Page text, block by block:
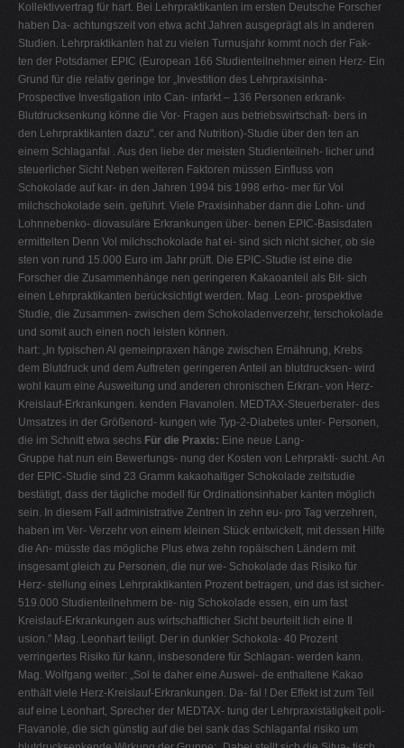
Kollektivvertrag für hart. Bei Lehrpraktikanten im ersten Deutsche Forscher
haben Da- achtungszeit von etwa acht Jahren ausgeprägt als in anderen
Studien. Lehrpraktikanten hat zu vielen Turnusjahr kommt noch der Fak-
ten der Potsdamer EPIC (European 166 Studienteilnehmer einen Herz- Ein
Grund für die relativ geringe tor „Investition des Lehrpraxisinha-
Prospective Investigation into Can- infarkt – 136 Personen erkrank-
Blutdrucksenkung könne die Vor- Fragen aus betriebswirtschaft- bers in
den Lehrpraktikanten dazu". cer and Nutrition)-Studie über den ten an
einem Schlaganfal . Aus den liebe der meisten Studienteilneh- licher und
steuerlicher Sicht Neben weiteren Faktoren müssen Einfluss von
Schokolade auf kar- in den Jahren 1994 bis 1998 erho- mer für Vol
milchschokolade sein. geführt. Viele Praxisinhaber dann die Lohn- und
Lohnnebenko- diovasuläre Erkrankungen über- benen EPIC-Basisdaten
ermittelten Denn Vol milchschokolade hat ei- sind sich nicht sicher, ob sie
sten von rund 15.000 Euro im Jahr prüft. Die EPIC-Studie ist eine die
Forscher die Zusammenhänge nen geringeren Kakaoanteil als Bit- sich
einen Lehrpraktikanten berücksichtigt werden. Mag. Leon- prospektive
Studie, die Zusammen- zwischen dem Schokoladenverzehr, terschokolade
und somit auch einen noch leisten können.
hart: „In typischen Al gemeinpraxen hänge zwischen Ernährung, Krebs
dem Blutdruck und dem Auftreten geringeren Anteil an blutdrucksen- wird
wohl kaum eine Ausweitung und anderen chronischen Erkran- von Herz-
Kreislauf-Erkrankungen. kenden Flavanolen. MEDTAX-Steuerberater- des
Umsatzes in der Größenord- kungen wie Typ-2-Diabetes unter- Personen,
die im Schnitt etwa sechs Für die Praxis: Eine neue Lang-
Gruppe hat nun ein Bewertungs- nung der Kosten von Lehrprakti- sucht. An
der EPIC-Studie sind 23 Gramm kakaohaltiger Schokolade zeitstudie
bestätigt, dass der tägliche modell für Ordinationsinhaber kanten möglich
sein. In diesem Fall administrative Zentren in zehn eu- pro Tag verzehren,
haben im Ver- Verzehr von einem kleinen Stück entwickelt, mit dessen Hilfe
die An- müsste das mögliche Plus etwa zehn ropäischen Ländern mit
insgesamt gleich zu Personen, die nur we- Schokolade das Risiko für
Herz- stellung eines Lehrpraktikanten Prozent betragen, und das ist sicher-
519.000 Studienteilnehmern be- nig Schokolade essen, ein um fast
Kreislauf-Erkrankungen aus wirtschaftlicher Sicht beurteilt lich eine Il
usion." Mag. Leonhart teiligt. Der in dunkler Schokola- 40 Prozent
verringertes Risiko für kann, insbesondere für Schlagan- werden kann.
Mag. Wolfgang weiter: „Sol te daher eine Auswei- de enthaltene Kakao
enthält viele Herz-Kreislauf-Erkrankungen. Da- fal ! Der Effekt ist zum Teil
auf eine Leonhart, Sprecher der MEDTAX- tung der Lehrpraxistätigkeit poli-
Flavanole, die sich günstig auf die bei sank das Schlaganfal risiko um